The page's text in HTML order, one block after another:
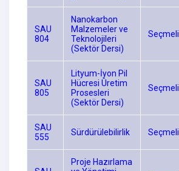
SAU
804
Nanokarbon
Malzemeler ve
Teknolojileri
(Sektör Dersi)
Seçmeli
SAU
805
Lityum-İyon Pil
Hücresi Üretim
Prosesleri
(Sektör Dersi)
Seçmeli
SAU
555
Sürdürülebilirlik Seçmeli
Proje Hazırlama